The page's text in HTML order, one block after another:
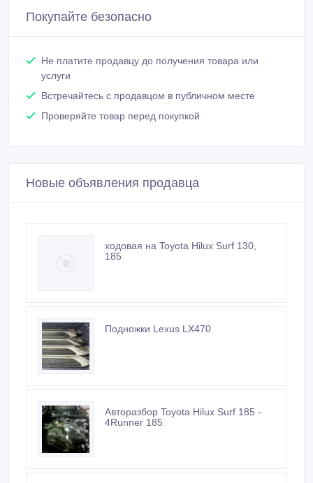
Покупайте безопасно
Не платите продавцу до получения товара или
услуги
Встречайтесь с продавцом в публичном месте
Проверяйте товар перед покупкой
Новые объявления продавца
ходовая на Toyota Hilux Surf 130,
185
Подножки Lexus LX470
Авторазбор Toyota Hilux Surf 185 -
4Runner 185